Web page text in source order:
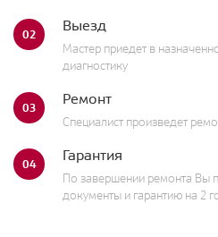
02 Выезд
Мастер приедет в
диагностику
03 Ремонт
Специалист произведет
04 Гарантия
По завершении ремонта Вы
документы и гарантию на 2